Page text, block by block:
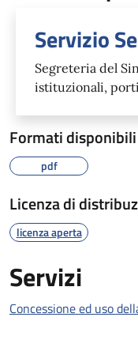
Servizio
Segreteria del
istituzionali,
Formati disponibili
pdf
Licenza di
licenza aperta
Servizi
Concessione ed uso